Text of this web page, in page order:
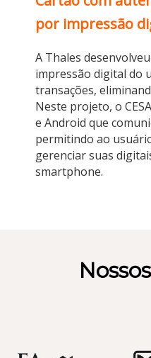
por impressão
A Thales
impressão digital do
transações,
Neste projeto, o
e Android que
permitindo ao
gerenciar suas
smartphone.